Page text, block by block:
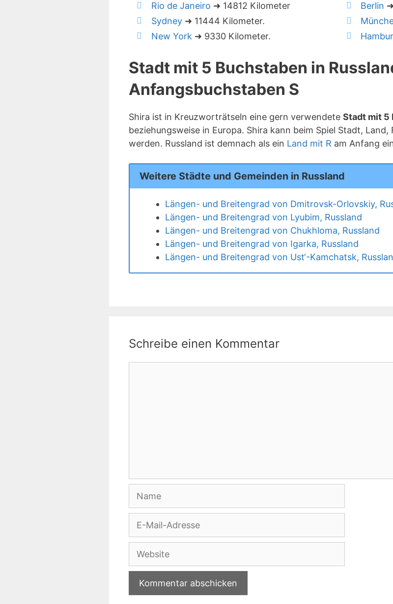
Rio de Janeiro ➜ 14812 Kilometer
Sydney ➜ 11444 Kilometer.
New York ➜ 9330 Kilometer.
Berlin
Stadt mit 5 Buchstaben in
Anfangsbuchstaben S
Shira ist in Kreuzworträtseln eine gern verwendete Stadt mit 5
beziehungsweise in Europa. Shira kann beim Spiel Stadt, Land,
werden. Russland ist demnach als ein Land mit R am Anfang
Weitere Städte und Gemeinden in Russland
Längen- und Breitengrad von Dmitrovsk-Orlovskiy,
Längen- und Breitengrad von Lyubim, Russland
Längen- und Breitengrad von Chukhloma, Russland
Längen- und Breitengrad von Igarka, Russland
Längen- und Breitengrad von Ust‘-Kamchatsk,
Schreibe einen Kommentar
Adresse
Website